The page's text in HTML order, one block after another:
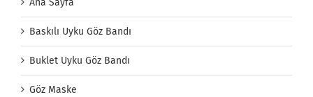
Ana Sayfa
Baskılı Uyku Göz Bandı
Buklet Uyku Göz Bandı
Göz Maske